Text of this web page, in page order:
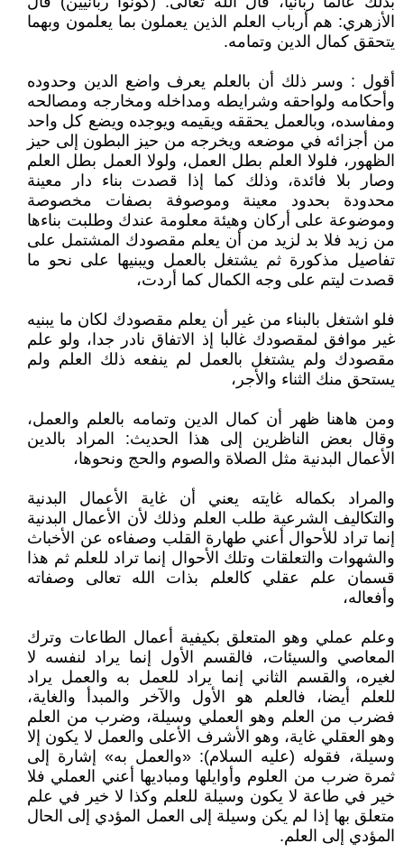
الأزهري: هم أرباب العلم الذين يعملون بما يعلمون وبهما
يتحقق كمال الدين وتمامه.
أقول : وسر ذلك أن بالعلم يعرف واضع الدين وحدوده
وأحكامه ولواحقه وشرايطه ومداخله ومخارجه ومصالحه
ومفاسده، وبالعمل يحققه ويقيمه ويوجده ويضع كل واحد
من أجزائه في موضعه ويخرجه من حيز البطون إلى حيز
الظهور، فلولا العلم بطل العمل، ولولا العمل بطل العلم
وصار بلا فائدة، وذلك كما إذا قصدت بناء دار معينة
محدودة بحدود معينة وموصوفة بصفات مخصوصة
وموضوعة على أركان وهيئة معلومة عندك وطلبت بناءها
من زيد فلا بد لزيد من أن يعلم مقصودك المشتمل على
تفاصيل مذكورة ثم يشتغل بالعمل ويبنيها على نحو ما
قصدت ليتم على وجه الكمال كما أردت،
فلو اشتغل بالبناء من غير أن يعلم مقصودك لكان ما يبنيه
غير موافق لمقصودك غالبا إذ الاتفاق نادر جدا، ولو علم
مقصودك ولم يشتغل بالعمل لم ينفعه ذلك العلم ولم
يستحق منك الثناء والأجر،
ومن هاهنا ظهر أن كمال الدين وتمامه بالعلم والعمل،
وقال بعض الناظرين إلى هذا الحديث: المراد بالدين
الأعمال البدنية مثل الصلاة والصوم والحج ونحوها،
والمراد بكماله غايته يعني أن غاية الأعمال البدنية
والتكاليف الشرعية طلب العلم وذلك لأن الأعمال البدنية
إنما تراد للأحوال أعني طهارة القلب وصفاءه عن الأخباث
والشهوات والتعلقات وتلك الأحوال إنما تراد للعلم ثم هذا
قسمان علم عقلي كالعلم بذات الله تعالى وصفاته
وأفعاله،
وعلم عملي وهو المتعلق بكيفية أعمال الطاعات وترك
المعاصي والسيئات، فالقسم الأول إنما يراد لنفسه لا
لغيره، والقسم الثاني إنما يراد للعمل به والعمل يراد
للعلم أيضا، فالعلم هو الأول والآخر والمبدأ والغاية،
فضرب من العلم وهو العملي وسيلة، وضرب من العلم
وهو العقلي غاية، وهو الأشرف الأعلى والعمل لا يكون إلا
وسيلة، فقوله (عليه السلام): «والعمل به» إشارة إلى
ثمرة ضرب من العلوم وأوايلها ومباديها أعني العملي فلا
خير في طاعة لا يكون وسيلة للعلم وكذا لا خير في علم
متعلق بها إذا لم يكن وسيلة إلى العمل المؤدي إلى الحال
المؤدي إلى العلم.